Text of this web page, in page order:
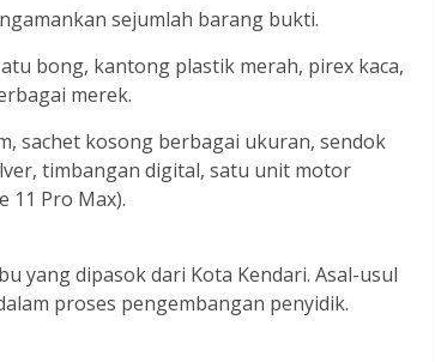
sejumlah barang bukti.
bong, kantong plastik merah, pirex kaca,
merek.
sachet kosong berbagai ukuran, sendok
timbangan digital, satu unit motor
11 Pro Max).
yang dipasok dari Kota Kendari. Asal-usul
proses pengembangan penyidik.